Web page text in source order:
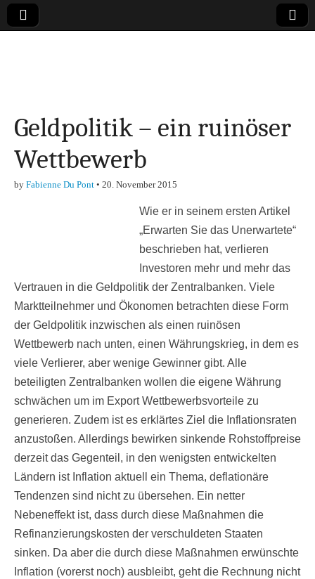
Finanzen,
Marketing-, Vertrieb-
& Investment-Tipps
Geldpolitik – ein ruinöser
Wettbewerb
by Fabienne Du Pont • 20. November 2015
Wie er in seinem ersten Artikel
„Erwarten Sie das Unerwartete“
beschrieben hat, verlieren
Investoren mehr und mehr das
Vertrauen in die Geldpolitik der Zentralbanken. Viele
Marktteilnehmer und Ökonomen betrachten diese Form
der Geldpolitik inzwischen als einen ruinösen
Wettbewerb nach unten, einen Währungskrieg, in dem es
viele Verlierer, aber wenige Gewinner gibt. Alle
beteiligten Zentralbanken wollen die eigene Währung
schwächen um im Export Wettbewerbsvorteile zu
generieren. Zudem ist es erklärtes Ziel die Inflationsraten
anzustoßen. Allerdings bewirken sinkende Rohstoffpreise
derzeit das Gegenteil, in den wenigsten entwickelten
Ländern ist Inflation aktuell ein Thema, deflationäre
Tendenzen sind nicht zu übersehen. Ein netter
Nebeneffekt ist, dass durch diese Maßnahmen die
Refinanzierungskosten der verschuldeten Staaten
sinken. Da aber die durch diese Maßnahmen erwünschte
Inflation (vorerst noch) ausbleibt, geht die Rechnung nicht